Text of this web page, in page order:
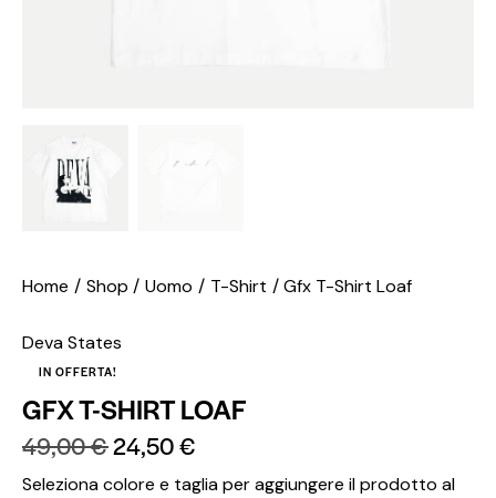
Home Shop Uomo T-Shirt Gfx T-Shirt Loaf
Deva States
IN OFFERTA!
GFX T-SHIRT LOAF
49,00€24,50€
Seleziona colore e taglia per aggiungere il prodotto al